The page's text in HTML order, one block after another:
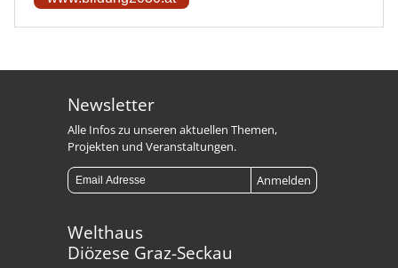
Newsletter
Alle Infos zu unseren aktuellen Themen,
Projekten und Veranstaltungen.
Welthaus
Diözese Graz-Seckau